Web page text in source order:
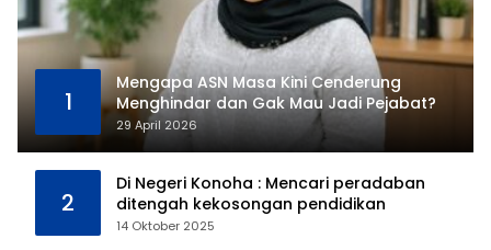
1
Mengapa ASN Masa Kini Cenderung
Menghindar dan Gak Mau Jadi Pejabat?
29 April 2026
2
Di Negeri Konoha : Mencari peradaban
ditengah kekosongan pendidikan
14 Oktober 2025